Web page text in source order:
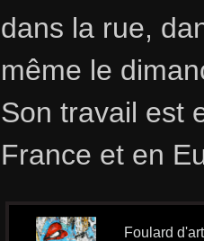
dans la rue,
même le
Son travail est
France et en
Foulard